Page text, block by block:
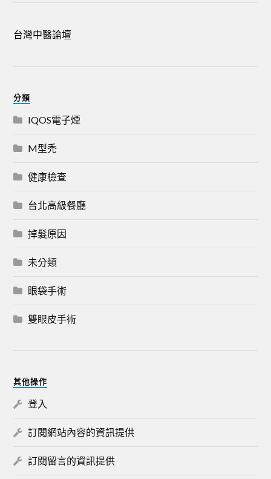
台灣中醫論壇
分類
IQOS電子煙
M型禿
健康檢查
台北高級餐廳
掉髮原因
未分類
眼袋手術
雙眼皮手術
其他操作
登入
訂閱網站內容的資訊提供
訂閱留言的資訊提供